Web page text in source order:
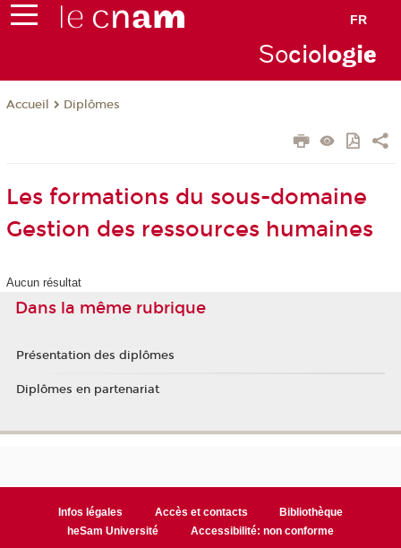
FR
Sociologie
Accueil Diplômes
Les formations du sous-domaine
Gestion des ressources humaines
Aucun résultat
Dans la même rubrique
Présentation des diplômes
Diplômes en partenariat
Infos légales Accès et contacts
Bibliothèque
heSam Université
Accessibilité: non conforme